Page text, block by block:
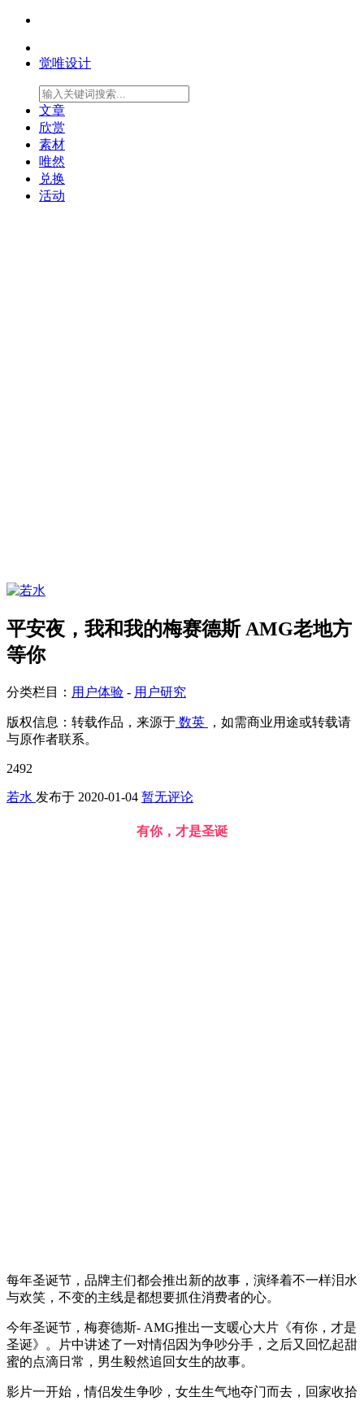
觉唯设计
文章
欣赏
素材
唯然
兑换
活动
平安夜，我和我的梅赛德斯 AMG老地方
等你
分类栏目： 用户体验 - 用户研究
版权信息： 转载作品，来源于 数英
，如需商业用途或转载请
与原作者联系。
2492
若水 发布于 2020-01-04 暂无评论
有你，才是圣诞
每年圣诞节，品牌主们都会推出新的故事，演绎着不一样泪水
与欢笑，不变的主线是都想要抓住消费者的心。
今年圣诞节，梅赛德斯- AMG推出一支暖心大片《有你，才是
圣诞》。片中讲述了一对情侣因为争吵分手，之后又回忆起甜
蜜的点滴日常，男生毅然追回女生的故事。
影片一开始，情侣发生争吵，女生生气地夺门而去，回家收拾